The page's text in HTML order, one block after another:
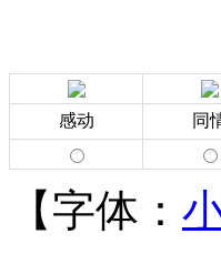
感动 同
【字体：